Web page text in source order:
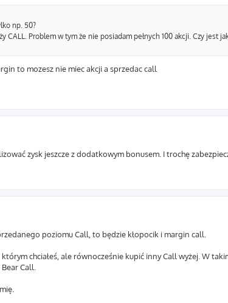
np. 50?
CALL. Problem w tym że nie posiadam pełnych 100 akcji. Czy jest
to mozesz nie miec akcji a sprzedac call
zysk jeszcze z dodatkowym bonusem. I trochę
poziomu Call, to będzie kłopocik i margin call.
chciałeś, ale równocześnie kupić inny Call wyżej. W
Call.